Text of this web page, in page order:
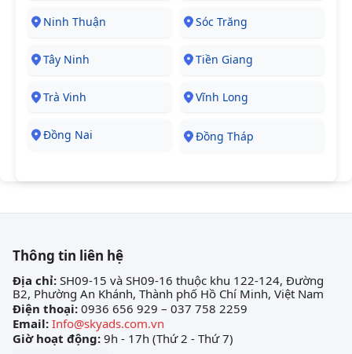
Ninh Thuận Sóc Trăng
Tây Ninh Tiền Giang
Trà Vinh Vĩnh Long
Đồng Nai Đồng Tháp
Thông tin liên hệ
Địa chỉ: SH09-15 và SH09-16 thuộc khu 122-124, Đường
B2, Phường An Khánh, Thành phố Hồ Chí Minh, Việt Nam
Điện thoại: 0936 656 929 – 037 758 2259
Email: Info@skyads.com.vn
Giờ hoạt động: 9h - 17h (Thứ 2 - Thứ 7)